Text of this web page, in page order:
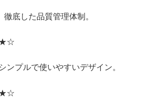
徹底した品質管理体制。
ンプルで使いやすいデザイン。